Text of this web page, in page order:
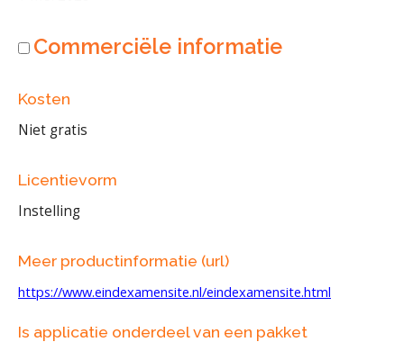
Commerciële informatie
Kosten
Niet gratis
Licentievorm
Instelling
Meer productinformatie (url)
https://www.eindexamensite.nl/eindexamensite.html
Is applicatie onderdeel van een pakket